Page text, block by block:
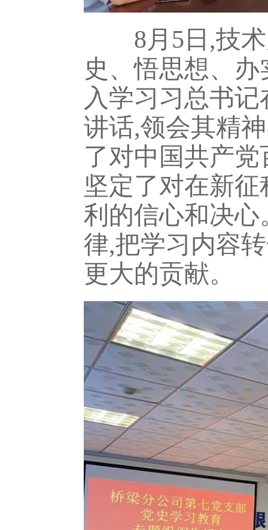
8月5日,技术
史、悟思想、
入学习习总书
讲话,领会其精
了对中国共产
坚定了对在新
利的信心和决
律,把学习内容
更大的贡献。